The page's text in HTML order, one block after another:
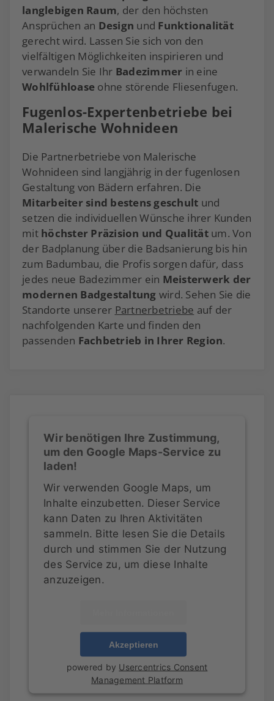
langlebigen Raum, der den höchsten
Ansprüchen an Design und Funktionalität
gerecht wird. Lassen Sie sich von den
vielfältigen Möglichkeiten inspirieren und
verwandeln Sie Ihr Badezimmer in eine
Wohlfühloase ohne störende Fliesenfugen.
Fugenlos-Expertenbetriebe bei
Malerische Wohnideen
Die Partnerbetriebe von Malerische
Wohnideen sind langjährig in der fugenlosen
Gestaltung von Bädern erfahren. Die
Mitarbeiter sind bestens geschult und
setzen die individuellen Wünsche ihrer Kunden
mit höchster Präzision und Qualitätum. Von
der Badplanung über die Badsanierung bis hin
zum Badumbau, die Profis sorgen dafür, dass
jedes neue Badezimmer ein Meisterwerk der
modernen Badgestaltung wird. Sehen Sie die
Standorte unserer Partnerbetriebe auf der
nachfolgenden Karte und finden den
passenden Fachbetrieb in Ihrer Region.
Wir benötigen Ihre Zustimmung,
um den Google Maps-Service zu
laden!
Wir verwenden Google Maps, um
Inhalte einzubetten. Dieser Service
kann Daten zu Ihren Aktivitäten
sammeln. Bitte lesen Sie die Details
durch und stimmen Sie der Nutzung
des Service zu, um diese Inhalte
anzuzeigen.
Akzeptieren
powered by Usercentrics Consent
Management Platform